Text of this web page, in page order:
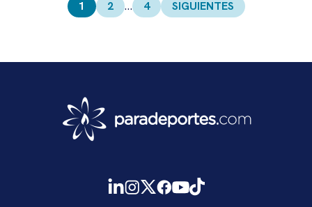
1 2 … 4 SIGUIENTES